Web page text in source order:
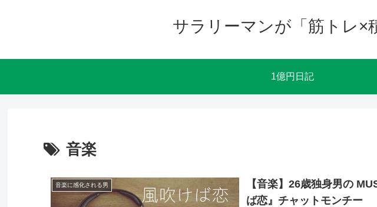
サラリーマンが「筋トレ×
1億円日記
音楽
音楽に感化される男
【音楽】26歳独身男の
ば恋』チャットモンチー